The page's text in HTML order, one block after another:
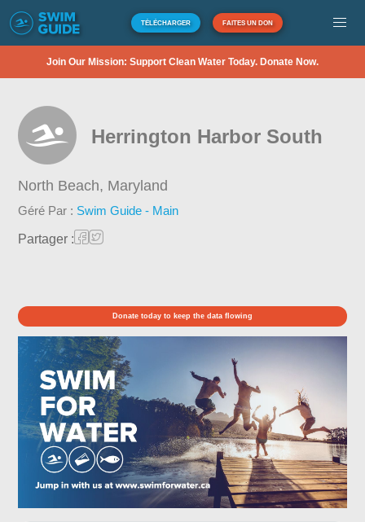
TÉLÉCHARGER FAITES UN DON
Join Our Mission: Support Clean Water Today. Donate Now.
Herrington Harbor South
North Beach, Maryland
Géré Par : Swim Guide - Main
Partager :
Donate today to keep the data flowing